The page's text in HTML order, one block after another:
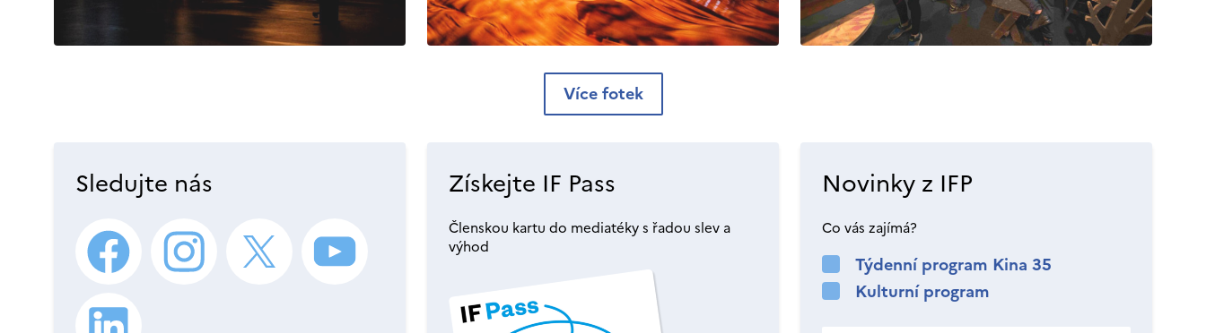
Více fotek
Sledujte nás Získejte IF Pass
Členskou kartu do mediatéky s řadou slev a
výhod
Novinky z IFP
Co vás zajímá?
Týdenní program Kina 35
Kulturní program